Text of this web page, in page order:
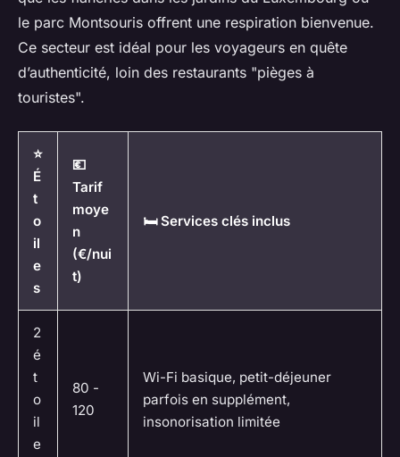
le parc Montsouris offrent une respiration bienvenue.
Ce secteur est idéal pour les voyageurs en quête
d’authenticité, loin des restaurants "pièges à
touristes".
⭐
É
t
o
il
e
s
💶
Tarif
moye
n
(€/nui
t)
🛏️ Services clés inclus
2
é
t
o
il
e
80 -
120
Wi-Fi basique, petit-déjeuner
parfois en supplément,
insonorisation limitée